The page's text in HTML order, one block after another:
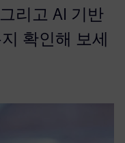
리고 AI 기반
확인해 보세